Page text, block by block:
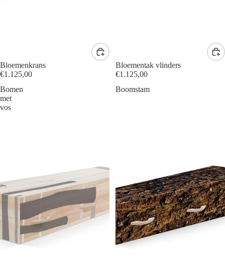
Bloemenkrans
€1.125,00
Bloementak vlinders
€1.125,00
Bomen
met
vos
Boomstam